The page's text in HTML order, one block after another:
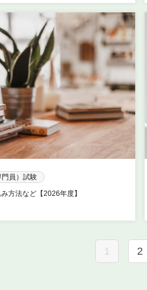
員）試験
方法など【2026年度】
1 2